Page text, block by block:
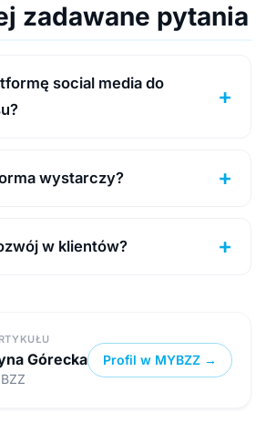
zadawane pytania
social media do
wystarczy?
w klientów?
Górecka Profil w MYBZZ →